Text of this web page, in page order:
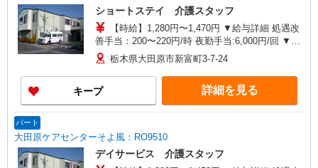
ショートステイ 介護スタッフ
【時給】1,280円〜1,470円 ▼給与詳細 処遇改
善手当：200〜220円/時 夜勤手当:6,000円/回 ▼下
記別途支給 通勤手当 年末年始手当：380円/時 寸
志あり：年2回（6月・12月） ※業績による ※処
遇改善手当は試用期間中(3ヶ月)は支給なし
栃木県大田原市新富町3-7-24
キープ 詳細を見る
パート
大田原ケアセンターそよ風：RO9510
デイサービス 介護スタッフ